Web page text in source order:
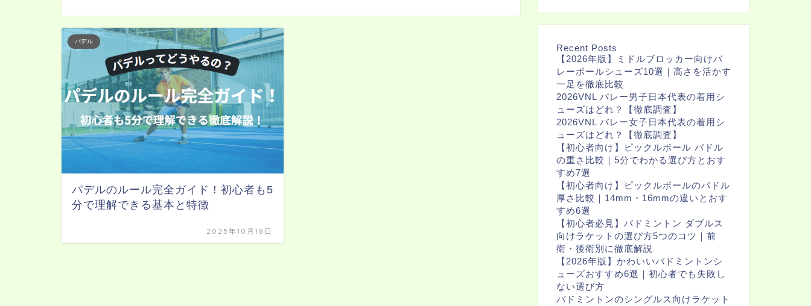
パデル
パデルのルール完全ガイド！初心者も5
分で理解できる基本と特徴
2025年10月18日
Recent Posts
【2026年版】ミドルブロッカー向けバ
レーボールシューズ10選｜高さを活かす
一足を徹底比較
2026VNL バレー男子日本代表の着用シ
ューズはどれ？【徹底調査】
2026VNL バレー女子日本代表の着用シ
ューズはどれ？【徹底調査】
【初心者向け】ピックルボール パドル
の重さ比較｜5分でわかる選び方とおす
すめ7選
【初心者向け】ピックルボールのパドル
厚さ比較｜14mm・16mmの違いとおす
すめ6選
【初心者必見】バドミントン ダブルス
向けラケットの選び方5つのコツ｜前
衛・後衛別に徹底解説
【2026年版】かわいいバドミントンシ
ューズおすすめ6選｜初心者でも失敗し
ない選び方
バドミントンのシングルス向けラケット